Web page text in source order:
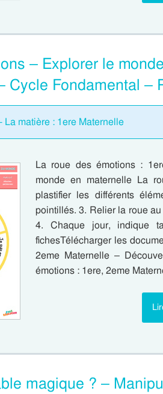
– Explorer le
Cycle Fondamental –
La matière : 1ere Maternelle
La roue des émotions :
monde en maternelle La
plastifier les différents
pointillés. 3. Relier la roue
4. Chaque jour, indique
fichesTélécharger les
2eme Maternelle –
émotions : 1ere, 2eme
magique ? –